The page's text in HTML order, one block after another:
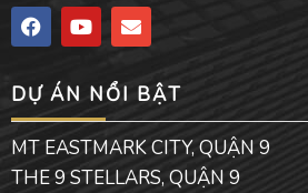
F
a
c
b
o
o
k
Y
o
u
u
b
e
E
n
v
o
p
e
DỰ ÁN NỔI BẬT
MT EASTMARK CITY, QUẬN 9
THE 9 STELLARS, QUẬN 9